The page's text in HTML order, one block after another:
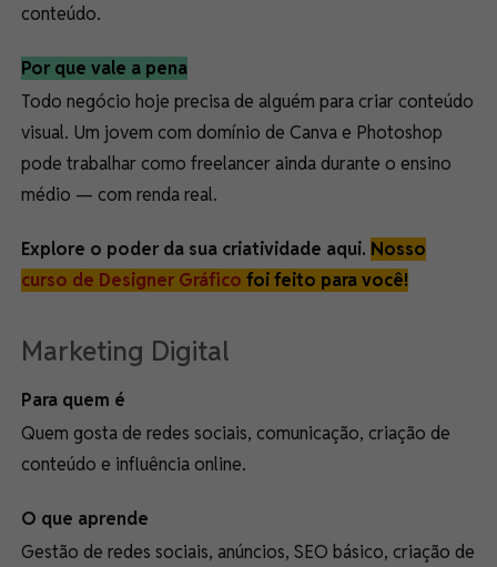
conteúdo.
Por que vale a pena
Todo negócio hoje precisa de alguém para criar conteúdo
visual. Um jovem com domínio de Canva e Photoshop
pode trabalhar como freelancer ainda durante o ensino
médio — com renda real.
Explore o poder da sua criatividade aqui. Nosso
curso de Designer Gráfico foi feito para você!
Marketing Digital
Para quem é
Quem gosta de redes sociais, comunicação, criação de
conteúdo e influência online.
O que aprende
Gestão de redes sociais, anúncios, SEO básico, criação de